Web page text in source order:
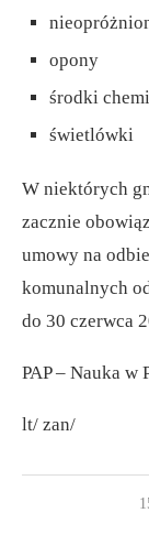
opony
środki
świetlówki
W niektórych
zacznie
umowy na
komunalnych
do 30 czerwca
PAP – Nauka w
lt/ zan/